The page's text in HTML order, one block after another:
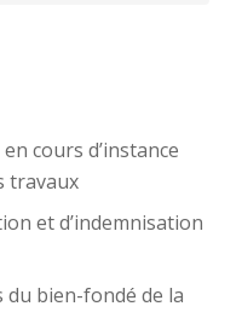
cours d’instance
travaux
et d’indemnisation
du bien-fondé de la